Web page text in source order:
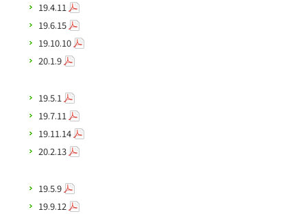
19.4.11
19.6.15
19.10.10
20.1.9
19.5.1
19.7.11
19.11.14
20.2.13
19.5.9
19.9.12